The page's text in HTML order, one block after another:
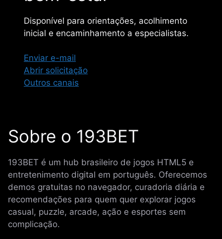
Disponível para orientações, acolhimento
inicial e encaminhamento a especialistas.
Enviar e-mail
Abrir solicitação
Outros canais
Sobre o 193BET
193BET é um hub brasileiro de jogos HTML5 e
entretenimento digital em português. Oferecemos
demos gratuitas no navegador, curadoria diária e
recomendações para quem quer explorar jogos
casual, puzzle, arcade, ação e esportes sem
complicação.